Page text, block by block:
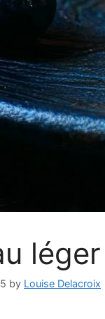
by Louise Delacroix